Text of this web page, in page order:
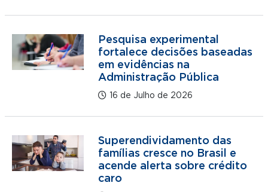
Pesquisa experimental
fortalece decisões baseadas
em evidências na
Administração Pública
16 de Julho de 2026
Superendividamento das
famílias cresce no Brasil e
acende alerta sobre crédito
caro